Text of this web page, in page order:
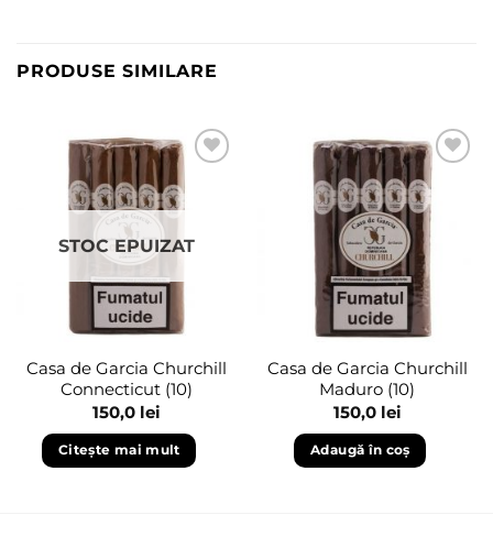
PRODUSE SIMILARE
Adaugă
în
wishlist
STOC EPUIZAT
Casa de Garcia Churchill
Connecticut (10)
150,0 lei
Citește mai mult
Adaugă
în
wishlist
Casa de Garcia Churchill
Maduro (10)
150,0 lei
Adaugă în coș